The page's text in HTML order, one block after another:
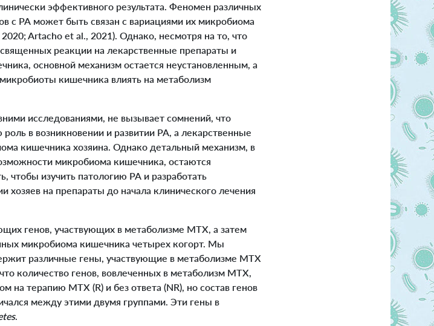
эффективного результата. Феномен различных
с РА может быть связан с вариациями их микробиома
Artacho et al., 2021). Однако, несмотря на то, что
реакции на лекарственные препараты и
основной механизм остается неустановленным, а
кишечника влиять на метаболизм
исследованиями, не вызывает сомнений, что
в возникновении и развитии РА, а лекарственные
кишечника хозяина. Однако детальный механизм, в
микробиома кишечника, остаются
чтобы изучить патологию РА и разработать
на препараты до начала клинического лечения
генов, участвующих в метаболизме MTX, а затем
микробиома кишечника четырех когорт. Мы
различные гены, участвующие в метаболизме MTX
количество генов, вовлеченных в метаболизм MTX,
на терапию MTX (R) и без ответа (NR), но состав генов
между этими двумя группами. Эти гены в
.